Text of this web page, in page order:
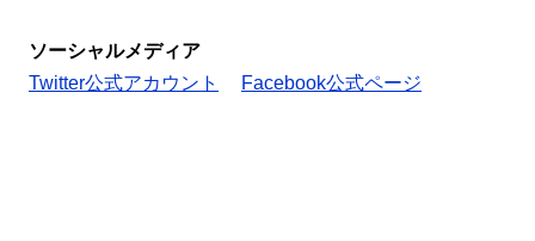
ソーシャルメディア
Twitter公式アカウント
Facebook公式ページ